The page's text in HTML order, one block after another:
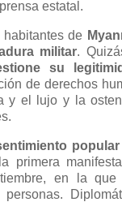
estatal.
de
militar.
su
de derechos
y el lujo y la
popular
primera
en la